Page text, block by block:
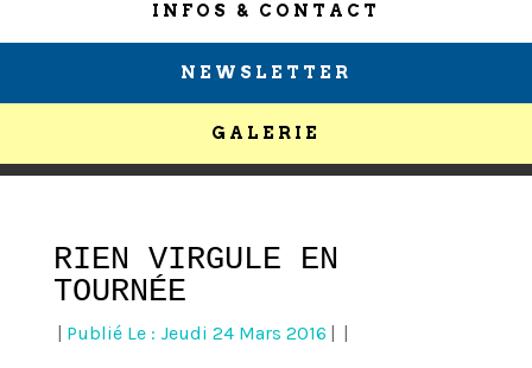
INFOS & CONTACT
NEWSLETTER
GALERIE
RIEN VIRGULE EN
TOURNÉE
Publié Le : Jeudi 24 Mars 2016